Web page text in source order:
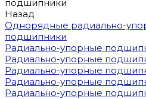
подшипники
Назад
Однорядные радиально-
подшипники
Радиально-упорные
Радиально-упорные
Радиально-упорные
Радиально-упорные
Радиально-упорные